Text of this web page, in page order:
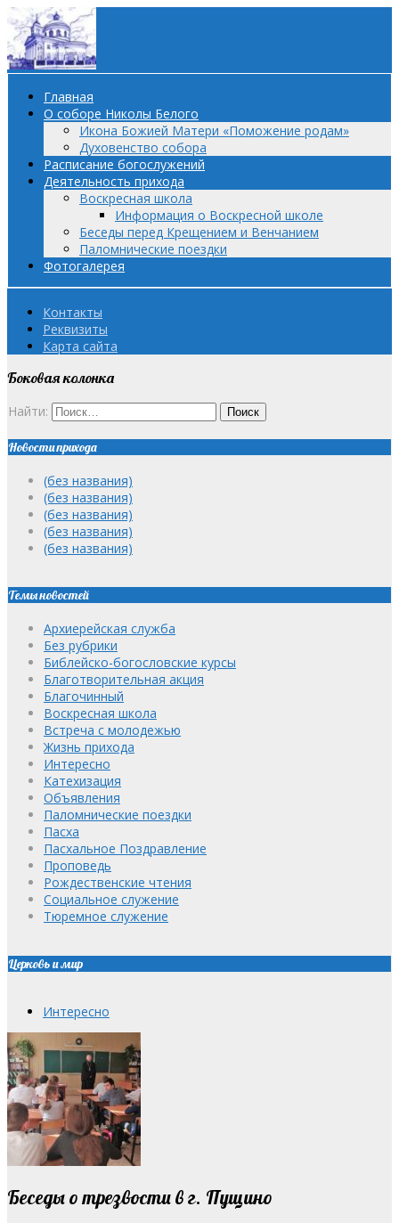
Главная
О соборе Николы Белого
Икона Божией Матери «Поможение родам»
Духовенство собора
Расписание богослужений
Деятельность прихода
Воскресная школа
Информация о Воскресной школе
Беседы перед Крещением и Венчанием
Паломнические поездки
Фотогалерея
Контакты
Реквизиты
Карта сайта
Боковая колонка
Найти:
Новости прихода
(без названия)
(без названия)
(без названия)
(без названия)
(без названия)
Темы новостей
Архиерейская служба
Без рубрики
Библейско-богословские курсы
Благотворительная акция
Благочинный
Воскресная школа
Встреча с молодежью
Жизнь прихода
Интересно
Катехизация
Объявления
Паломнические поездки
Пасха
Пасхальное Поздравление
Проповедь
Рождественские чтения
Социальное служение
Тюремное служение
Церковь и мир
Интересно
Беседы о трезвости в г. Пущино